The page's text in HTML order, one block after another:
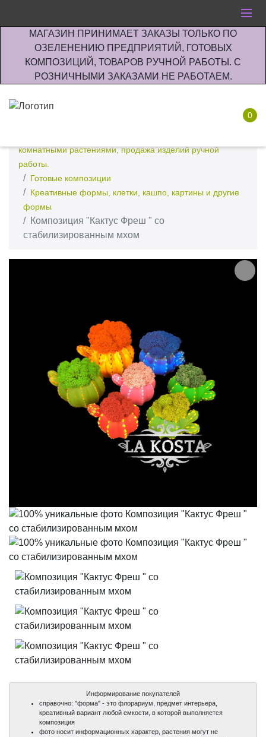
МАГАЗИН ПРИНИМАЕТ ЗАКАЗЫ ТОЛЬКО ПО
ОЗЕЛЕНЕНИЮ ПРЕДПРИЯТИЙ, ГОТОВЫХ
КОМПОЗИЦИЙ, ТОВАРОВ РУЧНОЙ РАБОТЫ. С
РОЗНИЧНЫМИ ЗАКАЗАМИ НЕ РАБОТАЕМ.
0
комнатными растениями, продажа изделий ручной
работы.
Готовые композиции
Креативные формы, клетки, кашпо, картины и другие
формы
Композиция "Кактус Фреш " со
стабилизированным мхом
Информирование покупателей
справочно: "форма" - это флорариум, предмет интерьера,
креативный вариант любой емкости, в которой выполняется
композиция
фото носит информационных характер, растения могут не